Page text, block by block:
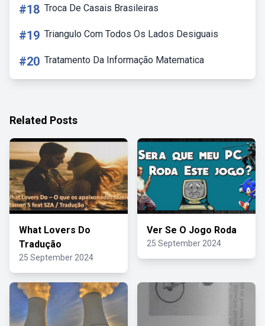
#18 Troca De Casais Brasileiras
#19 Triangulo Com Todos Os Lados Desiguais
#20 Tratamento Da Informação Matematica
Related Posts
What Lovers Do
Tradução
25 September 2024
Ver Se O Jogo Roda
25 September 2024